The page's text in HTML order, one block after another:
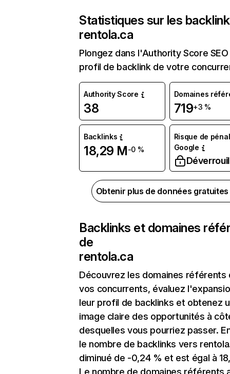
Statistiques sur les
rentola.ca
Plongez dans l'Authority Score
profil de backlink de votre
Authority Score
38
Domaines
719+3 %
Backlinks
18,29 M-0 %
Risque de
Google
Obtenir plus de données
Backlinks et domaines
de
rentola.ca
Découvrez les domaines référents
vos concurrents, évaluez
leur profil de backlinks et obtenez
image claire des opportunités à
desquelles vous pourriez passer.
le nombre de backlinks vers
diminué de -0,24 % et est égal à
Le nombre de domaines référents